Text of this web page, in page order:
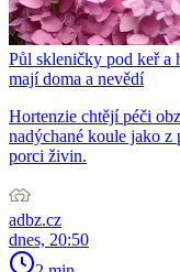
Půl skleničky pod keř a
mají doma a nevědí
Hortenzie chtějí péči
nadýchané koule jako z
porci živin.
adbz.cz
dnes, 20:50